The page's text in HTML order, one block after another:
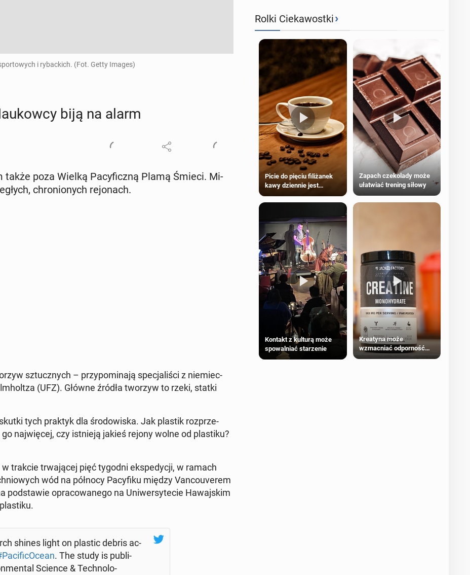
i rybackich. (Fot. Getty Images)
biją na alarm
także poza Wielką Pa­cy­ficz­ną Plamą Śmieci. Mi­
chro­nio­nych re­jo­nach.
sztucz­nych – przy­po­mi­na­ją spe­cja­li­ści z nie­miec­
(UFZ). Główne źródła tworzyw to rzeki, statki
tych praktyk dla śro­do­wi­ska. Jak plastik roz­prze­
naj­wię­cej, czy ist­nie­ją jakieś rejony wolne od pla­sti­ku?
trakcie trwa­ją­cej pięć tygodni eks­pe­dy­cji, w ramach
wód na północy Pa­cy­fi­ku między Van­co­uve­rem
pod­sta­wie opra­co­wa­ne­go na Uni­wer­sy­te­cie Ha­waj­skim
shines light on plastic debris ac­
. The study is pu­bli­
Science & Tech­no­lo­
Rolki Ciekawostki›
Picie do pięciu filiżanek
kawy dziennie jest
większości dorosłych
Zapach czekolady może
ułatwiać trening siłowy
Kontakt z kulturą może
spowalniać starzenie
Kreatyna może
wzmacniać odporność
przeciw nowotworom